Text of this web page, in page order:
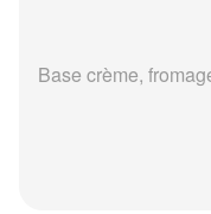
Base crème,